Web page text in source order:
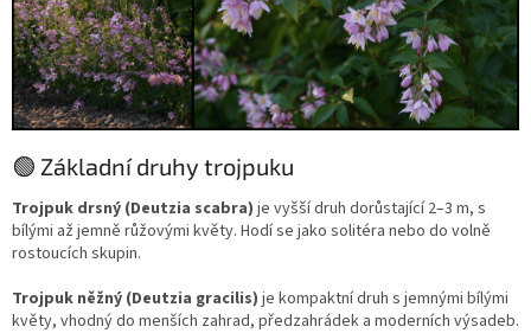
🟢 Základní druhy trojpuku
Trojpuk drsný (Deutzia scabra) je vyšší druh dorůstající 2–3 m, s
bílými až jemně růžovými květy. Hodí se jako solitéra nebo do volně
rostoucích skupin.
Trojpuk něžný (Deutzia gracilis) je kompaktní druh s jemnými bílými
květy, vhodný do menších zahrad, předzahrádek a moderních výsadeb.